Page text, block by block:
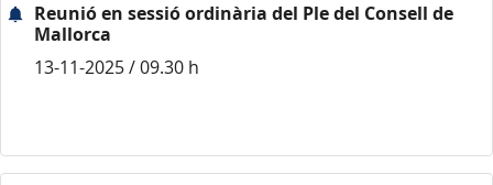
Reunió en sessió ordinària del Ple del Consell de
Mallorca
13-11-2025 / 09.30 h